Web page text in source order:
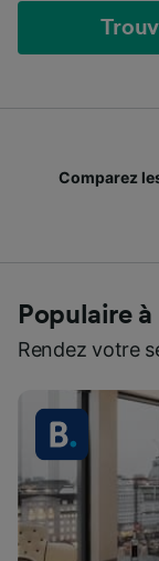
les prix de
trains et
Populaire
Rendez votre